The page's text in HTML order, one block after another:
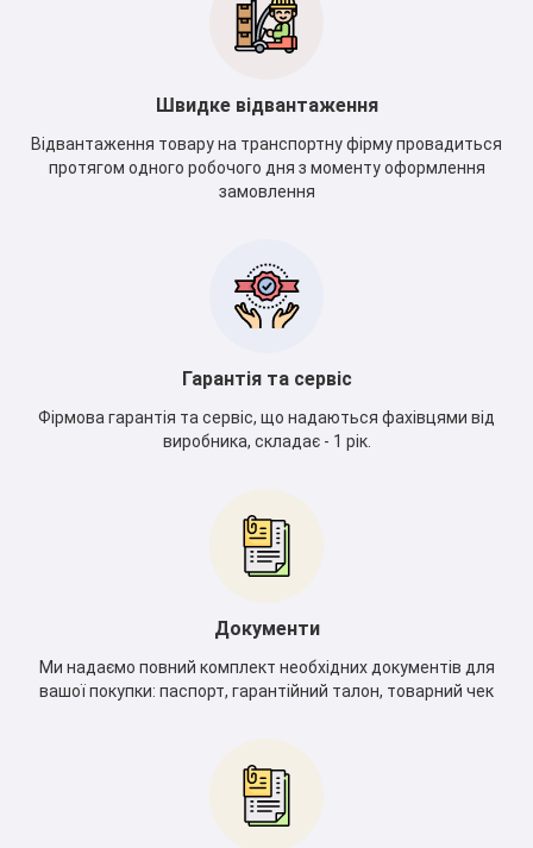
Швидке відвантаження
Відвантаження товару на транспортну фірму провадиться
протягом одного робочого дня з моменту оформлення
замовлення
Гарантія та сервіс
Фірмова гарантія та сервіс, що надаються фахівцями від
виробника, складає - 1 рік.
Документи
Ми надаємо повний комплект необхідних документів для
вашої покупки: паспорт, гарантійний талон, товарний чек